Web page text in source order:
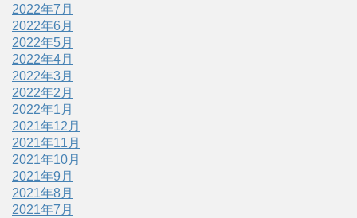
2022年7月
2022年6月
2022年5月
2022年4月
2022年3月
2022年2月
2022年1月
2021年12月
2021年11月
2021年10月
2021年9月
2021年8月
2021年7月